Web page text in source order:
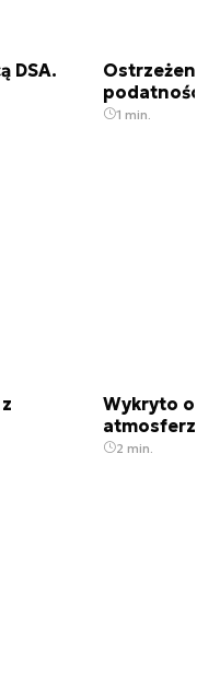
DSA.
1 min.
Wykryto
2 min.